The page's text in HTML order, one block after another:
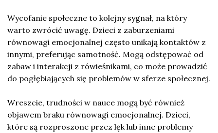
Wycofanie społeczne to kolejny sygnał, na który
warto zwrócić uwagę. Dzieci z zaburzeniami
równowagi emocjonalnej często unikają kontaktów z
innymi, preferując samotność. Mogą odstępować od
zabaw i interakcji z rówieśnikami, co może prowadzić
do pogłębiających się problemów w sferze społecznej.
Wreszcie, trudności w nauce mogą być również
objawem braku równowagi emocjonalnej. Dzieci,
które są rozproszone przez lęk lub inne problemy